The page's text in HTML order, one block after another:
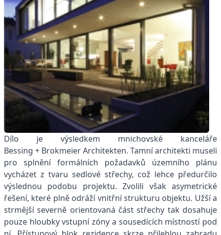
Dílo je výsledkem mnichovské kanceláře
Bessing + Brokmeier Architekten. Tamní architekti museli
pro splnění formálních požadavků územního plánu
vycházet z tvaru sedlové střechy, což lehce předurčilo
výslednou podobu projektu. Zvolili však asymetrické
řešení, které plně odráží vnitřní strukturu objektu. Užší a
strmější severně orientovaná část střechy tak dosahuje
pouze hloubky vstupní zóny a sousedících místností pod